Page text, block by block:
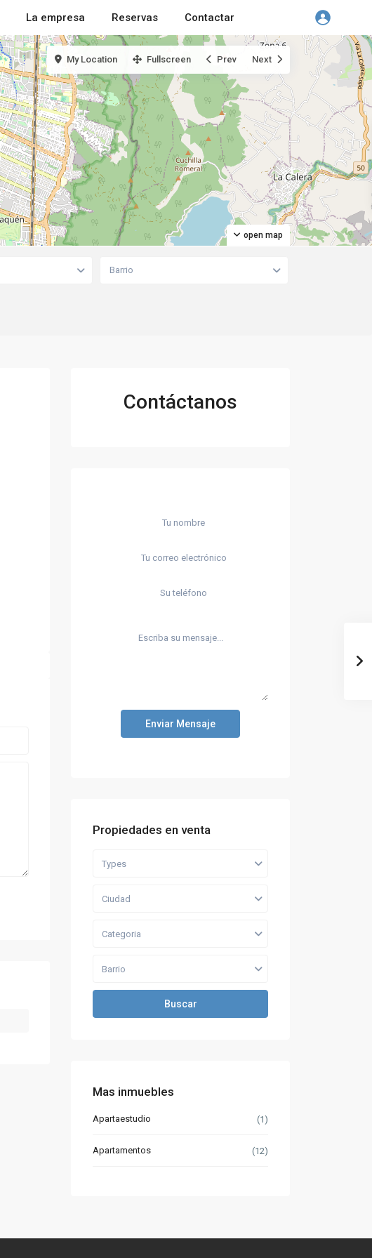
La empresa Reservas Contactar
open map
My Location Fullscreen Prev Next
Barrio
Contáctanos
Enviar Mensaje
Propiedades en venta
Types
Ciudad
Categoria
Barrio
Buscar
Mas inmuebles
Apartaestudio (1)
Apartamentos (12)